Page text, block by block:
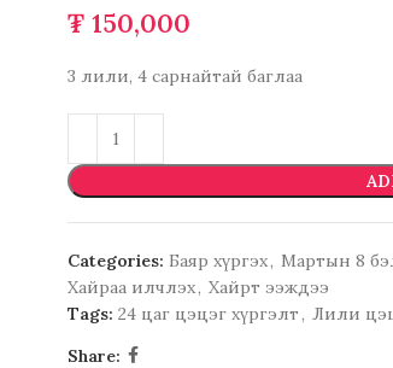
₮150,000
3 лили, 4 сарнайтай баглаа
Categories: Баяр хүргэх, Мартын 8
Хайраа илчлэх, Хайрт ээждээ
Tags: 24 цаг цэцэг хүргэлт, Лили
Share: